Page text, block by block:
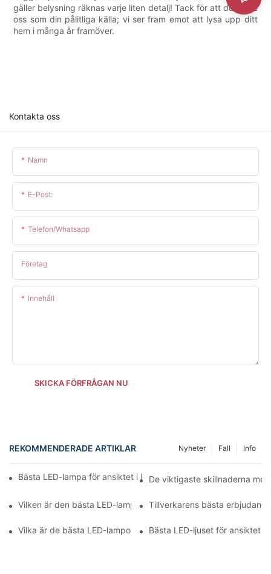
gäller belysning räknas varje liten detalj! Tack för att du valde
oss som din pålitliga källa; vi ser fram emot att lysa upp ditt
hem i många år framöver.
Kontakta oss
Namn
E-Post:
Telefon/whatsapp
Företag
Innehåll
SKICKA FÖRFRÅGAN NU
REKOMMENDERADE ARTIKLAR Info
Fall
Nyheter
Bästa LED-lampa för ansiktet i hemmet jämfört med NFC-
De viktigaste skillnaderna
Vilken är den bästa LED-lampan för ansiktet i hemmet? En
Tillverkarens bästa
Vilka är de bästa LED-lamporna för ansiktet i hemmet år 2023?
Bästa LED-ljuset för ansiktet